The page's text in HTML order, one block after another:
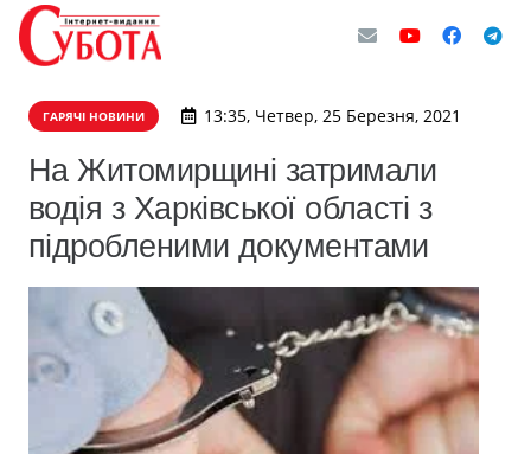
ГАРЯЧІ НОВИНИ 13:35, Четвер, 25 Березня, 2021
На Житомирщині затримали
водія з Харківської області з
підробленими документами